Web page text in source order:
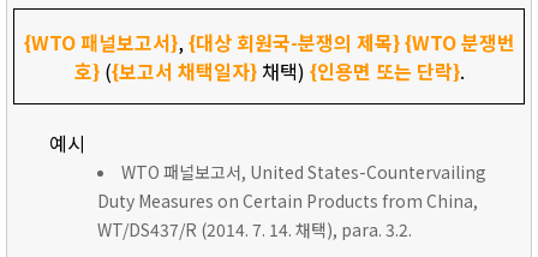
{WTO 패널보고서},{대상 회원국-분쟁의 제목}{WTO 분쟁번
호}({보고서 채택일자}채택) {인용면 또는 단락}.
예시
WTO 패널보고서, United States-Countervailing
Duty Measures on Certain Products from China,
WT/DS437/R (2014. 7. 14. 채택), para. 3.2.